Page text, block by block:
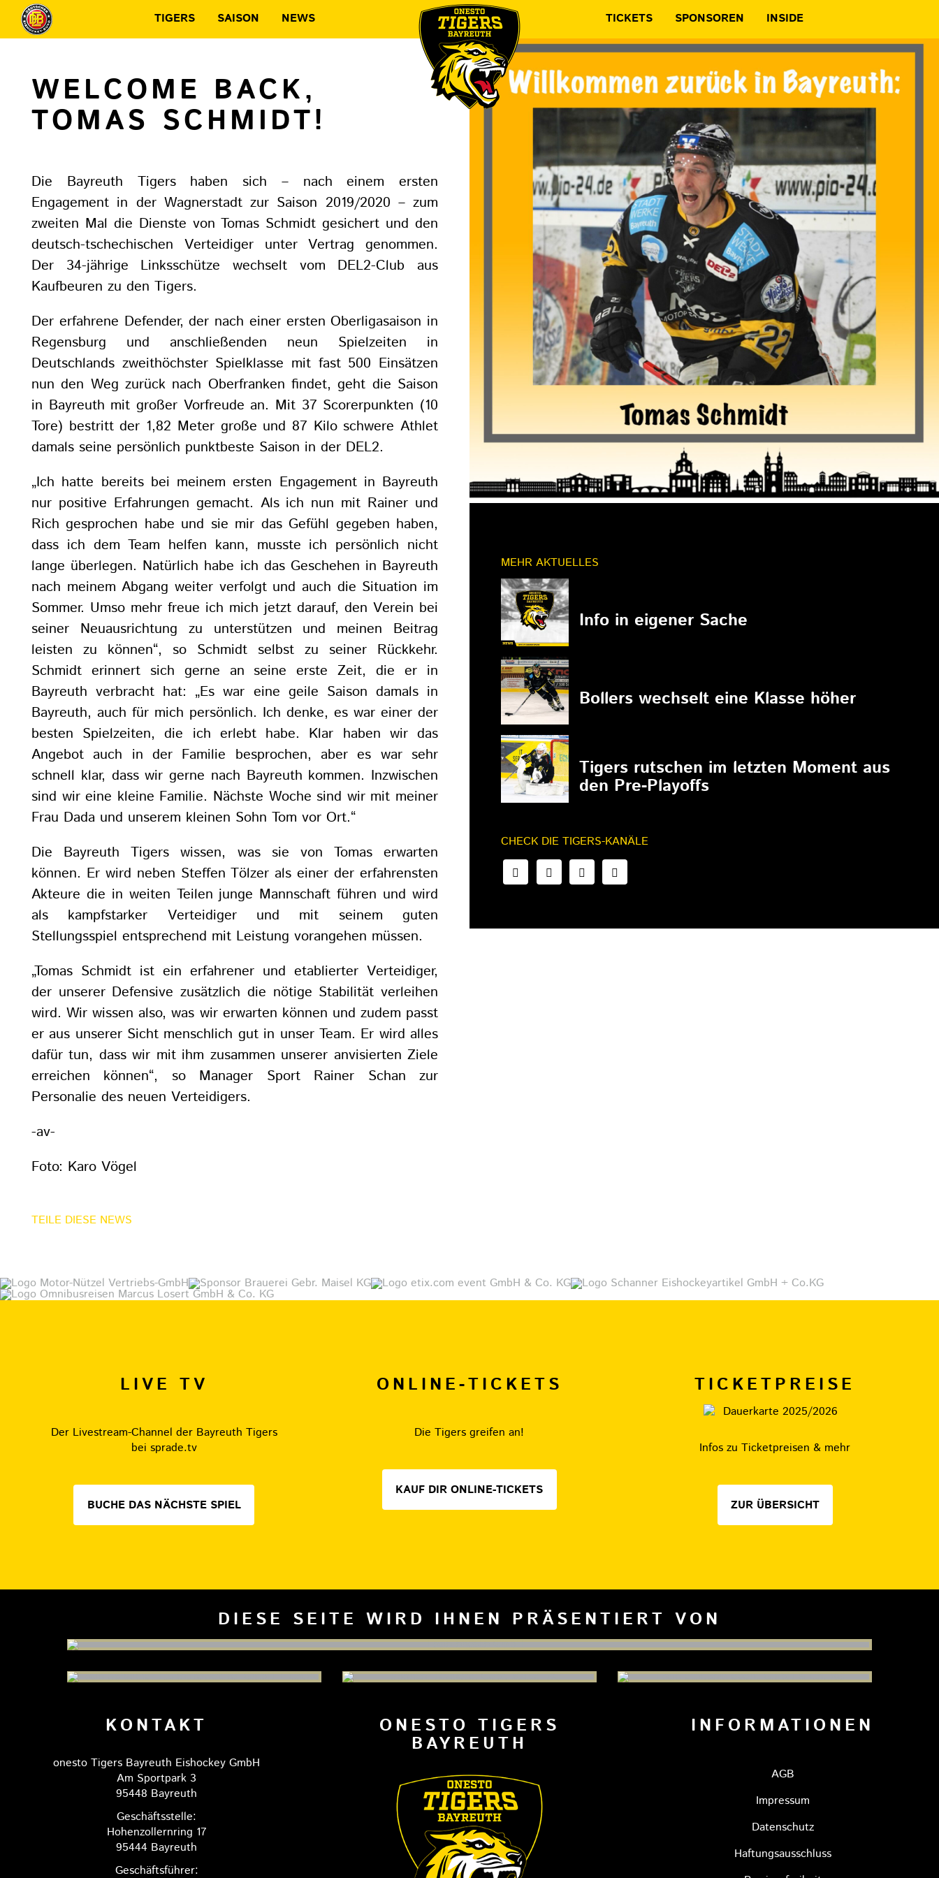
TIGERS SAISON NEWS TICKETS SPONSOREN INSIDE
WELCOME BACK,
TOMAS SCHMIDT!
Die Bayreuth Tigers haben sich – nach einem ersten
Engagement in der Wagnerstadt zur Saison 2019/2020 – zum
zweiten Mal die Dienste von Tomas Schmidt gesichert und den
deutsch-tschechischen Verteidiger unter Vertrag genommen.
Der 34-jährige Linksschütze wechselt vom DEL2-Club aus
Kaufbeuren zu den Tigers.
Der erfahrene Defender, der nach einer ersten Oberligasaison in
Regensburg und anschließenden neun Spielzeiten in
Deutschlands zweithöchster Spielklasse mit fast 500 Einsätzen
nun den Weg zurück nach Oberfranken findet, geht die Saison
in Bayreuth mit großer Vorfreude an. Mit 37 Scorerpunkten (10
Tore) bestritt der 1,82 Meter große und 87 Kilo schwere Athlet
damals seine persönlich punktbeste Saison in der DEL2.
„Ich hatte bereits bei meinem ersten Engagement in Bayreuth
nur positive Erfahrungen gemacht. Als ich nun mit Rainer und
Rich gesprochen habe und sie mir das Gefühl gegeben haben,
dass ich dem Team helfen kann, musste ich persönlich nicht
lange überlegen. Natürlich habe ich das Geschehen in Bayreuth
nach meinem Abgang weiter verfolgt und auch die Situation im
Sommer. Umso mehr freue ich mich jetzt darauf, den Verein bei
seiner Neuausrichtung zu unterstützen und meinen Beitrag
leisten zu können“, so Schmidt selbst zu seiner Rückkehr.
Schmidt erinnert sich gerne an seine erste Zeit, die er in
Bayreuth verbracht hat: „Es war eine geile Saison damals in
Bayreuth, auch für mich persönlich. Ich denke, es war einer der
besten Spielzeiten, die ich erlebt habe. Klar haben wir das
Angebot auch in der Familie besprochen, aber es war sehr
schnell klar, dass wir gerne nach Bayreuth kommen. Inzwischen
sind wir eine kleine Familie. Nächste Woche sind wir mit meiner
Frau Dada und unserem kleinen Sohn Tom vor Ort.“
Die Bayreuth Tigers wissen, was sie von Tomas erwarten
können. Er wird neben Steffen Tölzer als einer der erfahrensten
Akteure die in weiten Teilen junge Mannschaft führen und wird
als kampfstarker Verteidiger und mit seinem guten
Stellungsspiel entsprechend mit Leistung vorangehen müssen.
„Tomas Schmidt ist ein erfahrener und etablierter Verteidiger,
der unserer Defensive zusätzlich die nötige Stabilität verleihen
wird. Wir wissen also, was wir erwarten können und zudem passt
er aus unserer Sicht menschlich gut in unser Team. Er wird alles
dafür tun, dass wir mit ihm zusammen unserer anvisierten Ziele
erreichen können“, so Manager Sport Rainer Schan zur
Personalie des neuen Verteidigers.
-av-
Foto: Karo Vögel
TEILE DIESE NEWS
MEHR AKTUELLES
Info in eigener Sache
Bollers wechselt eine Klasse höher
Tigers rutschen im letzten Moment aus
den Pre-Playoffs
CHECK DIE TIGERS-KANÄLE
LIVE TV
Der Livestream-Channel der Bayreuth Tigers
bei sprade.tv
BUCHE DAS NÄCHSTE SPIEL
ONLINE-TICKETS
Die Tigers greifen an!
KAUF DIR ONLINE-TICKETS
TICKETPREISE
Infos zu Ticketpreisen & mehr
ZUR ÜBERSICHT
DIESE SEITE WIRD IHNEN PRÄSENTIERT VON
KONTAKT
onesto Tigers Bayreuth Eishockey GmbH
Am Sportpark 3
95448 Bayreuth
Geschäftsstelle:
Hohenzollernring 17
95444 Bayreuth
Geschäftsführer:
ONESTO TIGERS
BAYREUTH
INFORMATIONEN
AGB
Impressum
Datenschutz
Haftungsausschluss